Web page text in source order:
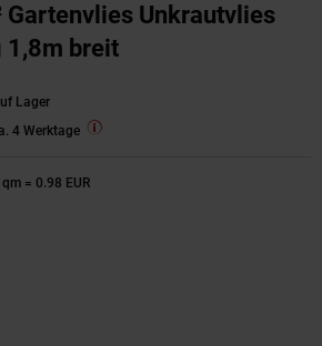
Gartenvlies Unkrautvlies
1,8m breit
Lager
4 Werktage
qm = 0.98 EUR